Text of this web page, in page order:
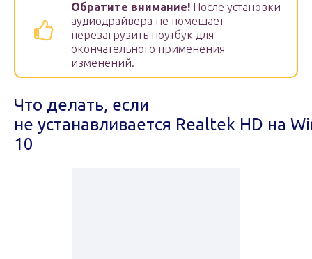
Обратите внимание! После установки
аудиодрайвера не помешает
перезагрузить ноутбук для
окончательного применения
изменений.
Что делать, если
не устанавливается Realtek HD на
10